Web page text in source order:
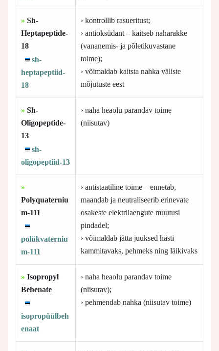
» Sh-
Heptapeptide-
18
sh-
heptapeptiid-
18
› kontrollib rasueritust;
› antioksüdant – kaitseb naharakke
(vananemis- ja põletikuvastane
toime);
› võimaldab kaitsta nahka väliste
mõjutuste eest
» Sh-
Oligopeptide-
13
sh-
oligopeptiid-13
› naha heaolu parandav toime
(niisutav)
»
Polyquaterniu
m-111
polükvaterniu
m-111
› antistaatiline toime – ennetab,
maandab ja neutraliseerib erinevate
osakeste elektrilaengute muutusi
pindadel;
› võimaldab jätta juuksed hästi
kammitavaks, pehmeks ning läikivaks
» Isopropyl
Behenate
isopropüülbeh
enaat
› naha heaolu parandav toime
(niisutav);
› pehmendab nahka (niisutav toime)